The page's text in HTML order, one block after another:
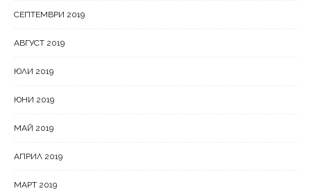
СЕПТЕМВРИ 2019
АВГУСТ 2019
ЮЛИ 2019
ЮНИ 2019
МАЙ 2019
АПРИЛ 2019
МАРТ 2019